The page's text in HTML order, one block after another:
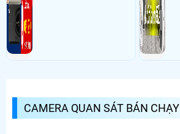
CAMERA QUAN SÁT BÁN CHẠY